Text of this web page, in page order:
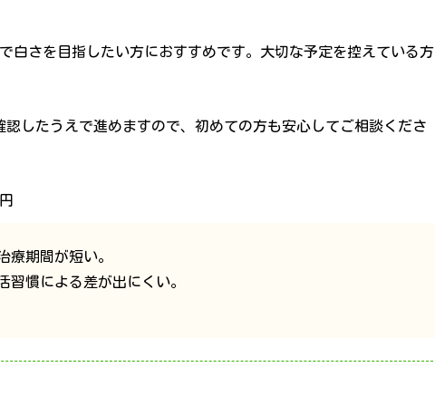
白さを目指したい方におすすめです。大切な予定を控えている方
したうえで進めますので、初めての方も安心してご相談くださ
療期間が短い。
習慣による差が出にくい。